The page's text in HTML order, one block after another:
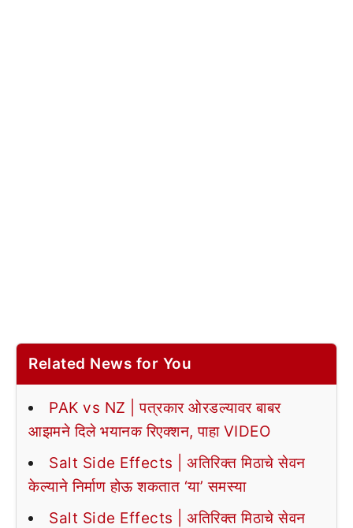
Related News for You
PAK vs NZ | पत्रकार ओरडल्यावर बाबर
आझमने दिले भयानक रिएक्शन, पाहा VIDEO
Salt Side Effects | अतिरिक्त मिठाचे सेवन
केल्याने निर्माण होऊ शकतात ‘या’ समस्या
Salt Side Effects | अतिरिक्त मिठाचे सेवन